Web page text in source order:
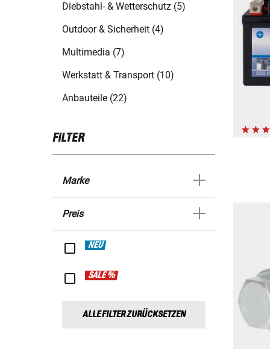
Diebstahl- & Wetterschutz (5)
Outdoor & Sicherheit (4)
Multimedia (7)
Werkstatt & Transport (10)
Anbauteile (22)
FILTER
Marke
Preis
NEU
SALE %
ALLE FILTER ZURÜCKSETZEN